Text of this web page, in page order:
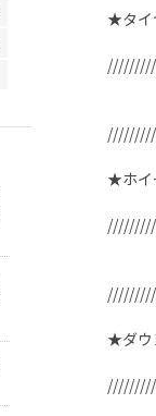
★タ
★ホ
★ダウ